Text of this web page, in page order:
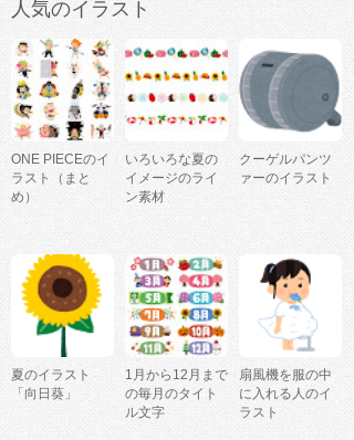
人気のイラスト
ONE PIECEのイ
ラスト（まと
め）
いろいろな夏の
イメージのライ
ン素材
クーゲルパンツ
ァーのイラスト
夏のイラスト
「向日葵」
1月から12月まで
の毎月のタイト
ル文字
扇風機を服の中
に入れる人のイ
ラスト